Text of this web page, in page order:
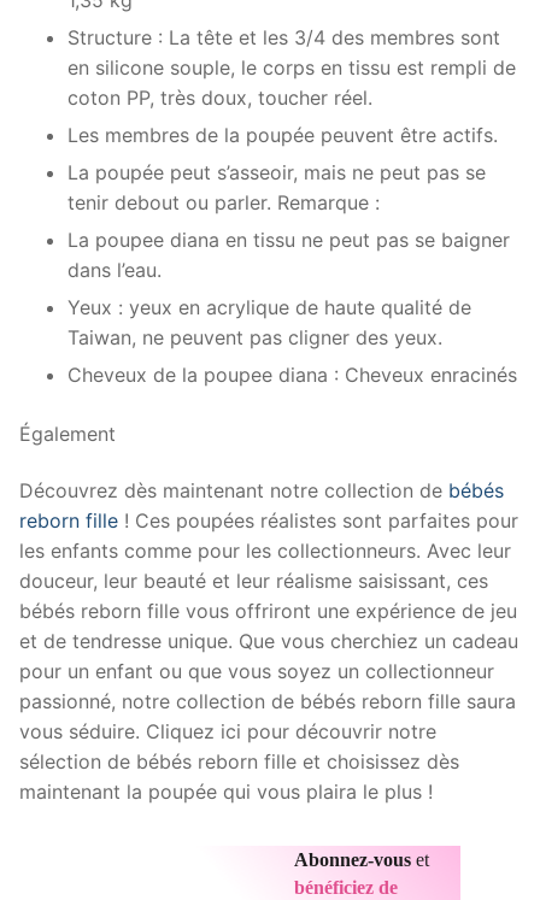
Structure : La tête et les 3/4 des membres sont
en silicone souple, le corps en tissu est rempli de
coton PP, très doux, toucher réel.
Les membres de la poupée peuvent être actifs.
La poupée peut s’asseoir, mais ne peut pas se
tenir debout ou parler. Remarque :
La poupee diana en tissu ne peut pas se baigner
dans l’eau.
Yeux : yeux en acrylique de haute qualité de
Taiwan, ne peuvent pas cligner des yeux.
Cheveux de la poupee diana : Cheveux enracinés
Également
Découvrez dès maintenant notre collection de bébés
reborn fille ! Ces poupées réalistes sont parfaites pour
les enfants comme pour les collectionneurs. Avec leur
douceur, leur beauté et leur réalisme saisissant, ces
bébés reborn fille vous offriront une expérience de jeu
et de tendresse unique. Que vous cherchiez un cadeau
pour un enfant ou que vous soyez un collectionneur
passionné, notre collection de bébés reborn fille saura
vous séduire. Cliquez ici pour découvrir notre
sélection de bébés reborn fille et choisissez dès
maintenant la poupée qui vous plaira le plus !
Abonnez-vous et
bénéficiez de